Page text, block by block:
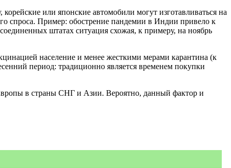
или японские автомобили могут изготавливаться на
спроса. Пример: обострение пандемии в Индии привело к
штатах ситуация схожая, к примеру, на ноябрь
население и менее жесткими мерами карантина (к
период: традиционно является временем покупки
в страны СНГ и Азии. Вероятно, данный фактор и